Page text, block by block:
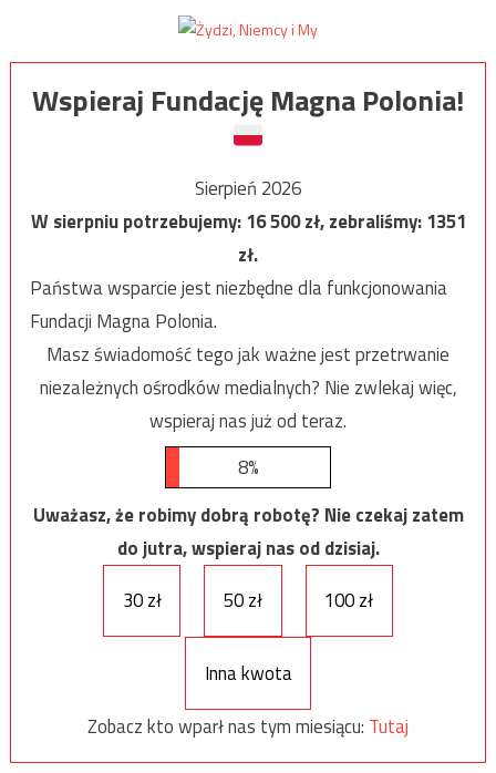
Wspieraj Fundację Magna Polonia!
Sierpień 2026
W sierpniu potrzebujemy:16 500zł, zebraliśmy:1351
zł.
Państwa wsparcie jest niezbędne dla funkcjonowania
Fundacji Magna Polonia.
Masz świadomość tego jak ważne jest przetrwanie
niezależnych ośrodków medialnych? Nie zwlekaj więc,
wspieraj nas już od teraz.
8%
Uważasz, że robimy dobrą robotę? Nie czekaj zatem
do jutra, wspieraj nas od dzisiaj.
30 zł
50 zł 100 zł
Inna kwota
Zobacz kto wparł nas tym miesiącu: Tutaj